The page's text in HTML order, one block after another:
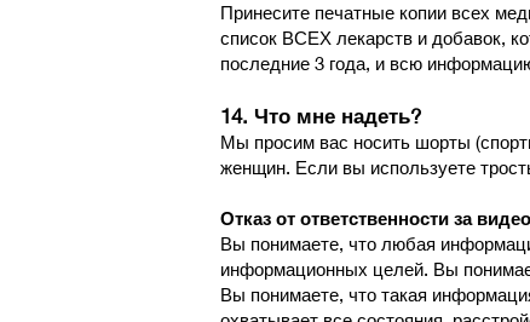
Принесите печатные копии всех
список ВСЕХ лекарств и добавок,
последние 3 года, и всю
​14. Что мне надеть?
Мы просим вас носить шорты
женщин. Если вы используете
Отказ от ответственности за
Вы понимаете, что любая
информационных целей. Вы
Вы понимаете, что такая